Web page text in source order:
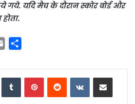
गये. यदि मैच के दौरान स्कोर बोर्ड और
a
i
a
r
e
TumblrPinterestReddit VKontakteShare via Email